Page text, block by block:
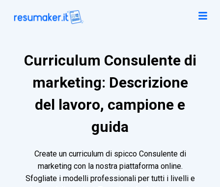
Curriculum Consulente di
marketing: Descrizione
del lavoro, campione e
guida
Create un curriculum di spicco Consulente di
marketing con la nostra piattaforma online.
Sfogliate i modelli professionali per tutti i livelli e